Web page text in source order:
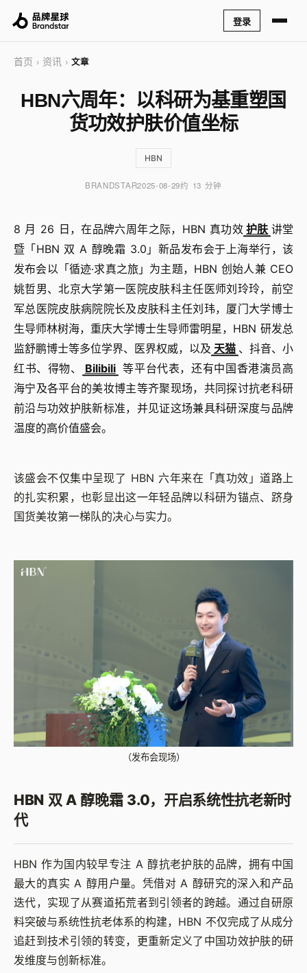
登录
首页 › 资讯 › 文章
HBN六周年：以科研为基重塑国
货功效护肤价值坐标
HBN
BRANDSTAR2025-08-29约 13 分钟
8 月 26 日，在品牌六周年之际，HBN 真功效 护肤 讲堂
暨「HBN 双 A 醇晚霜 3.0」新品发布会于上海举行，该
发布会以「循迹·求真之旅」为主题，HBN 创始人兼 CEO
姚哲男、北京大学第一医院皮肤科主任医师刘玲玲，前空
军总医院皮肤病院院长及皮肤科主任刘玮，厦门大学博士
生导师林树海，重庆大学博士生导师雷明星，HBN 研发总
监舒鹏博士等多位学界、医界权威，以及 天猫 、抖音、小
红书、得物、
Bilibili 等平台代表，还有中国香港演员高
海宁及各平台的美妆博主等齐聚现场，共同探讨抗老科研
前沿与功效护肤新标准，并见证这场兼具科研深度与品牌
温度的高价值盛会。
该盛会不仅集中呈现了 HBN 六年来在「真功效」道路上
的扎实积累，也彰显出这一年轻品牌以科研为锚点、跻身
国货美妆第一梯队的决心与实力。
（发布会现场）
HBN 双 A 醇晚霜 3.0，开启系统性抗老新时
代
HBN 作为国内较早专注 A 醇抗老护肤的品牌，拥有中国
最大的真实 A 醇用户量。凭借对 A 醇研究的深入和产品
迭代，实现了从赛道拓荒者到引领者的跨越。通过自研原
料突破与系统性抗老体系的构建，HBN 不仅完成了从成分
追赶到技术引领的转变，更重新定义了中国功效护肤的研
发维度与创新标准。